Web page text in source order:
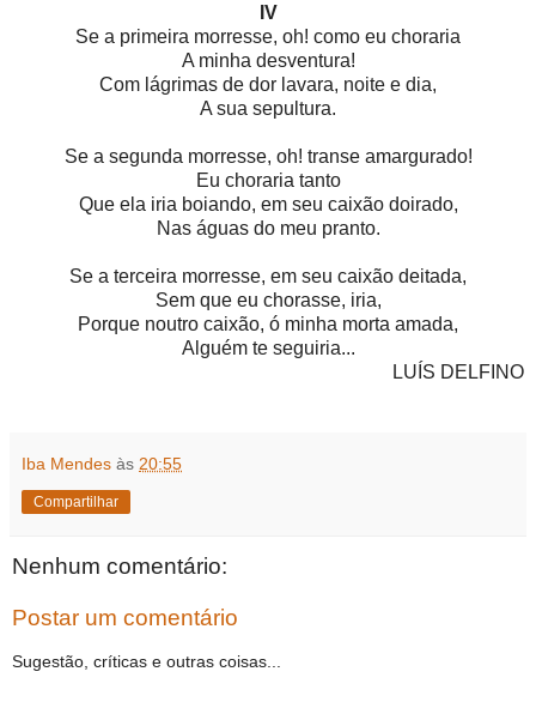
IV
Se a primeira morresse, oh! como eu choraria
A minha desventura!
Com lágrimas de dor lavara, noite e dia,
A sua sepultura.
Se a segunda morresse, oh! transe amargurado!
Eu choraria tanto
Que ela iria boiando, em seu caixão doirado,
Nas águas do meu pranto.
Se a terceira morresse, em seu caixão deitada,
Sem que eu chorasse, iria,
Porque noutro caixão, ó minha morta amada,
Alguém te seguiria...
LUÍS DELFINO
Iba Mendes às 20:55
Compartilhar
Nenhum comentário:
Postar um comentário
Sugestão, críticas e outras coisas...